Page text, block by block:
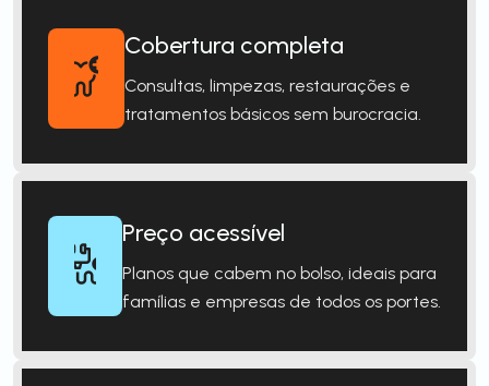
Cobertura completa
Consultas, limpezas, restaurações e
tratamentos básicos sem burocracia.
Preço acessível
Planos que cabem no bolso, ideais para
famílias e empresas de todos os portes.